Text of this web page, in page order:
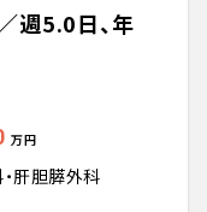
週5.0日、年
万円
肝胆膵外科